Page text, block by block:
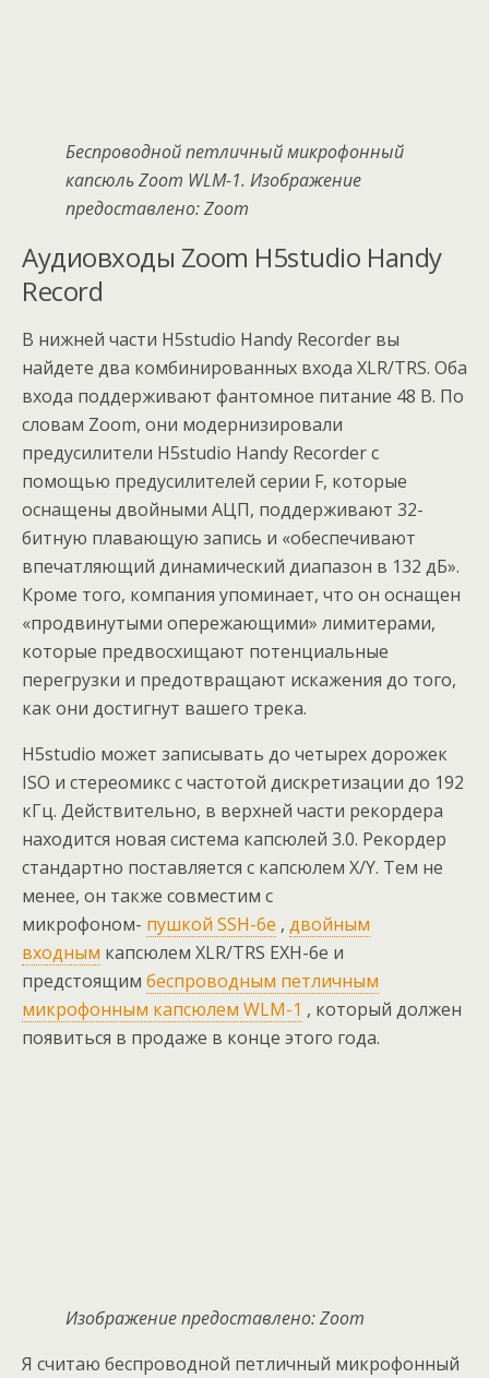
Беспроводной петличный микрофонный
капсюль Zoom WLM-1. Изображение
предоставлено: Zoom
Аудиовходы Zoom H5studio Handy
Record
В нижней части H5studio Handy Recorder вы
найдете два комбинированных входа XLR/TRS. Оба
входа поддерживают фантомное питание 48 В. По
словам Zoom, они модернизировали
предусилители H5studio Handy Recorder с
помощью предусилителей серии F, которые
оснащены двойными АЦП, поддерживают 32-
битную плавающую запись и «обеспечивают
впечатляющий динамический диапазон в 132 дБ».
Кроме того, компания упоминает, что он оснащен
«продвинутыми опережающими» лимитерами,
которые предвосхищают потенциальные
перегрузки и предотвращают искажения до того,
как они достигнут вашего трека.
H5studio может записывать до четырех дорожек
ISO и стереомикс с частотой дискретизации до 192
кГц. Действительно, в верхней части рекордера
находится новая система капсюлей 3.0. Рекордер
стандартно поставляется с капсюлем X/Y. Тем не
менее, он также совместим с
микрофоном- пушкой SSH-6e , двойным
входным капсюлем XLR/TRS EXH-6e и
предстоящим беспроводным петличным
микрофонным капсюлем WLM-1 , который должен
появиться в продаже в конце этого года.
Изображение предоставлено: Zoom
Я считаю беспроводной петличный микрофонный